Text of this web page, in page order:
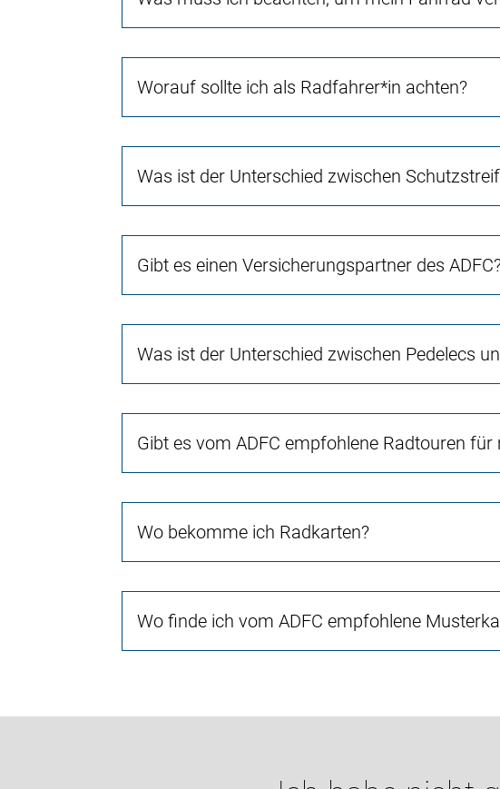
Worauf sollte ich als Radfahrer*in achten?
Was ist der Unterschied zwischen
Gibt es einen Versicherungspartner des
Was ist der Unterschied zwischen Pedelecs
Gibt es vom ADFC empfohlene Radtouren für
Wo bekomme ich Radkarten?
Wo finde ich vom ADFC empfohlene